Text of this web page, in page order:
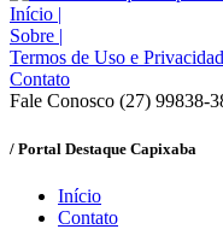
Início |
Sobre |
Termos de Uso e
Contato
Fale Conosco (27) 99838-
/ Portal Destaque Capixaba
Início
Contato